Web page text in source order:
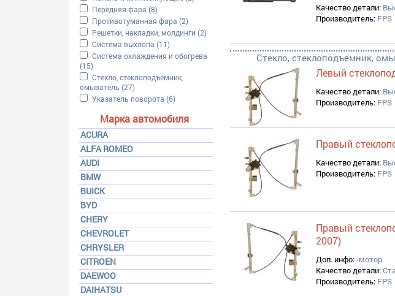
Apply Передняя фара filter
Передняя фара (8)Apply Передняя фара filter
Apply Противотуманная фара filter
Противотуманная фара (2)Apply Противотуманная фара filter
Apply Решетки, накладки, молдинги filter
Решетки, накладки, молдинги (2)Apply Решетки, накладки, молдинги filter
Apply Система выхлопа filter
Система выхлопа (11)Apply Система выхлопа filter
Apply Система охлаждения и обогрева filter
Система охлаждения и обогрева
(15)
Apply Стекло, стеклоподъемник, омыватель filter
Стекло, стеклоподъемник,
омыватель (27) Apply Стекло, стеклоподъемник, омыватель filter
Apply Указатель поворота filter
Указатель поворота (6)Apply Указатель поворота filter
Марка автомобиля
ACURA
ALFA ROMEO
AUDI
BMW
BUICK
BYD
CHERY
CHEVROLET
CHRYSLER
CITROEN
DAEWOO
DAIHATSU
Качество детали:
Производитель: FPS
Стекло, стеклоподъемник,
Левый
Качество детали:
Производитель: FPS
Правый
Качество детали:
Производитель: FPS
Правый
2007)
Доп. инфо:-мотор
Качество детали:
Производитель: FPS